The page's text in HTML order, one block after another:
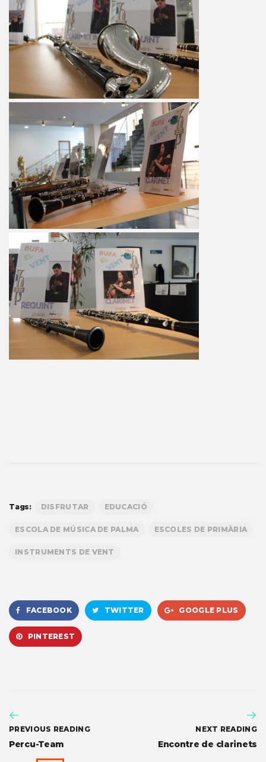
Tags: DISFRUTAR EDUCACIÓ
ESCOLA DE MÚSICA DE PALMA ESCOLES DE PRIMÀRIA
INSTRUMENTS DE VENT
FACEBOOK TWITTER GOOGLE PLUS
PINTEREST
PREVIOUS READING
Percu-Team
NEXT READING
Encontre de clarinets